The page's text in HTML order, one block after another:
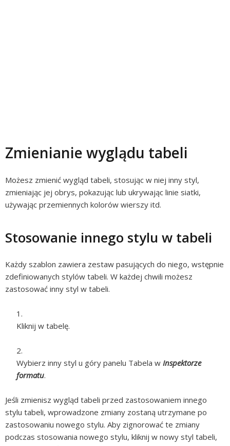
Zmienianie wyglądu tabeli
Możesz zmienić wygląd tabeli, stosując w niej inny styl,
zmieniając jej obrys, pokazując lub ukrywając linie siatki,
używając przemiennych kolorów wierszy itd.
Stosowanie innego stylu w tabeli
Każdy szablon zawiera zestaw pasujących do niego, wstępnie
zdefiniowanych stylów tabeli. W każdej chwili możesz
zastosować inny styl w tabeli.
Kliknij w tabelę.
Wybierz inny styl u góry panelu Tabela w Inspektorze
formatu.
Jeśli zmienisz wygląd tabeli przed zastosowaniem innego
stylu tabeli, wprowadzone zmiany zostaną utrzymane po
zastosowaniu nowego stylu. Aby zignorować te zmiany
podczas stosowania nowego stylu, kliknij w nowy styl tabeli,